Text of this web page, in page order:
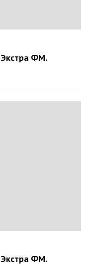
Экстра ФМ.
Экстра ФМ.